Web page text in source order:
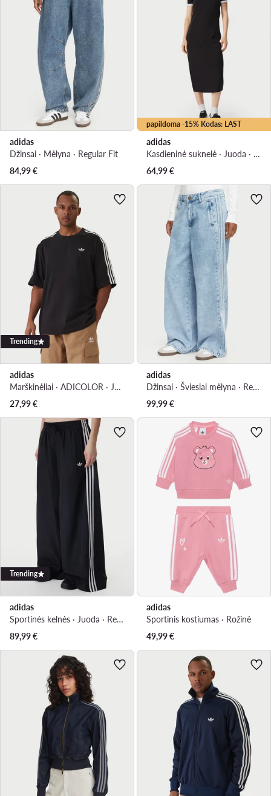
adidas
Džinsai · Mėlyna · Regular Fit
84,99€
papildoma -15% Kodas: LAST
adidas
Kasdieninė suknelė · Juoda · Midi
64,99€
Trending
adidas
Marškinėliai · ADICOLOR · Juoda
27,99€
adidas
Džinsai · Šviesiai mėlyna · Regular Fit
99,99€
Trending
adidas
Sportinės kelnės · Juoda · Regular Fit
89,99€
adidas
Sportinis kostiumas · Rožinė
49,99€